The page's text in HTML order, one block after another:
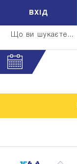
Що ви шукаєте...
ВXIД